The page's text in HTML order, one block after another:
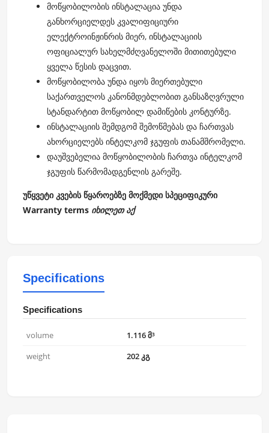
მოწყობილობის ინსტალაცია უნდა
განხორციელდეს კვალიფიციური
ელექტროინჟინრის მიერ, ინსტალაციის
ოფიციალურ სახელმძღვანელოში მითითებული
ყველა წესის დაცვით.
მოწყობილობა უნდა იყოს მიერთებული
საქართველოს კანონმდებლობით განსაზღვრული
სტანდარტით მოწყობილ დამიწების კონტურზე.
ინსტალაციის შემდგომ შემოწმებას და ჩართვას
ახორციელებს ინტელკომ ჯგუფის თანამშრომელი.
დაუშვებელია მოწყობილობის ჩართვა ინტელკომ
ჯგუფის წარმომადგენლის გარეშე.
უწყვეტი კვების წყაროებზე მოქმედი სპეციფიკური
Warranty terms იხილეთ აქ
Specifications
Specifications
volume
1.116 მ³
weight
202 კგ